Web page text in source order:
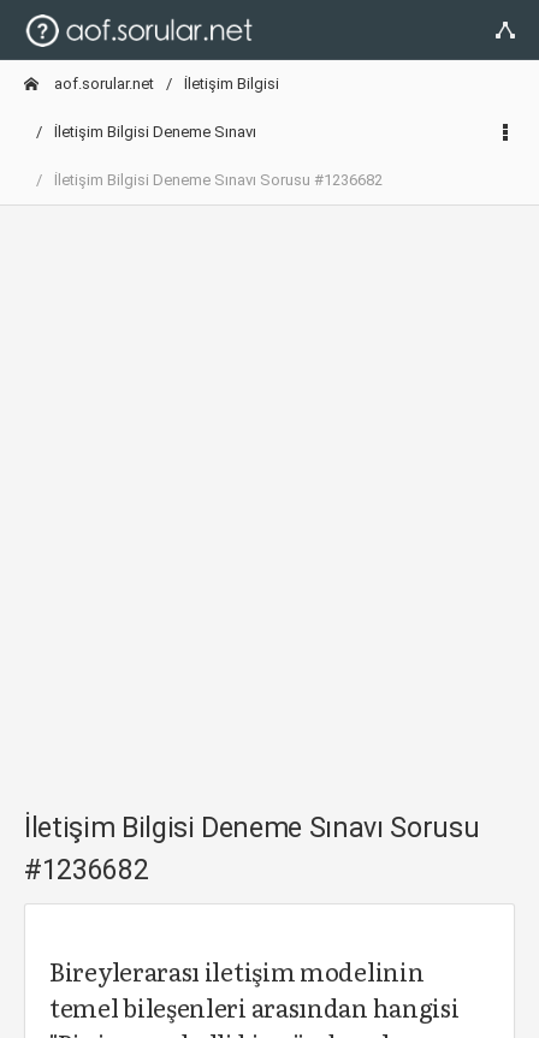
aof.sorular.net İletişim Bilgisi
İletişim Bilgisi Deneme Sınavı
İletişim Bilgisi Deneme Sınavı Sorusu #1236682
İletişim Bilgisi Deneme Sınavı Sorusu
#1236682
Bireylerarası iletişim modelinin
temel bileşenleri arasından hangisi